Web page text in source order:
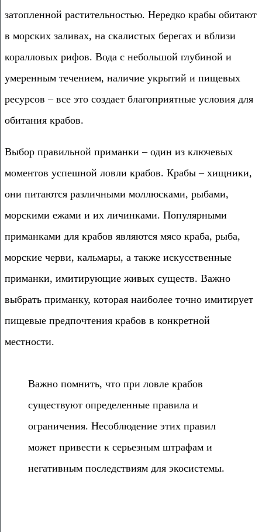
затопленной растительностью. Нередко крабы обитают
в морских заливах, на скалистых берегах и вблизи
коралловых рифов. Вода с небольшой глубиной и
умеренным течением, наличие укрытий и пищевых
ресурсов – все это создает благоприятные условия для
обитания крабов.
Выбор правильной приманки – один из ключевых
моментов успешной ловли крабов. Крабы – хищники,
они питаются различными моллюсками, рыбами,
морскими ежами и их личинками. Популярными
приманками для крабов являются мясо краба, рыба,
морские черви, кальмары, а также искусственные
приманки, имитирующие живых существ. Важно
выбрать приманку, которая наиболее точно имитирует
пищевые предпочтения крабов в конкретной
местности.
Важно помнить, что при ловле крабов
существуют определенные правила и
ограничения. Несоблюдение этих правил
может привести к серьезным штрафам и
негативным последствиям для экосистемы.